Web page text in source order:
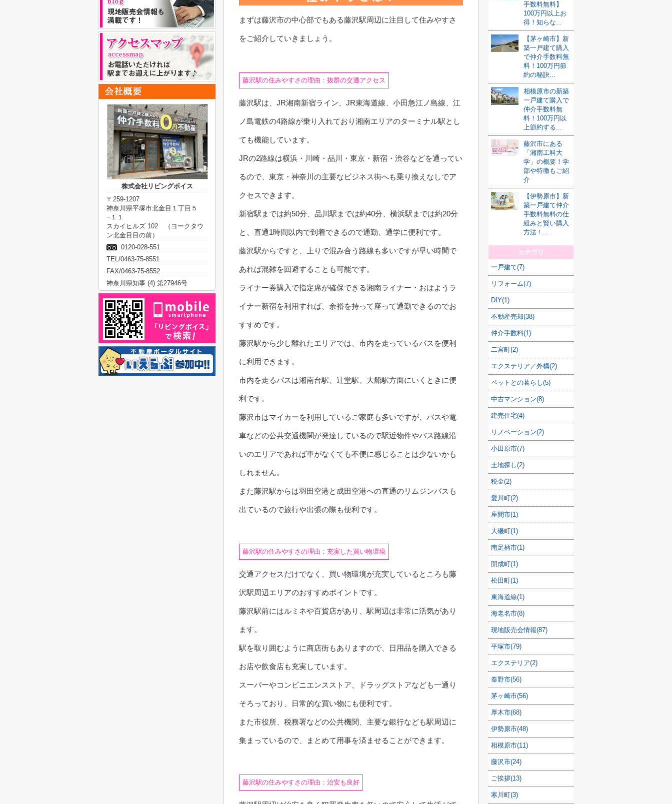
まずは藤沢市の中心部でもある藤沢駅周辺に注目して住みやすさ
をご紹介していきましょう。
藤沢駅の住みやすさの理由：抜群の交通アクセス
藤沢駅は、JR湘南新宿ライン、JR東海道線、小田急江ノ島線、江
ノ島電鉄の4路線が乗り入れており湘南エリアのターミナル駅とし
ても機能しています。
JRの2路線は横浜・川崎・品川・東京・新宿・渋谷などを通ってい
るので、東京・神奈川の主要なビジネス街へも乗り換えなしでア
クセスできます。
新宿駅までは約50分、品川駅までは約40分、横浜駅までは約20分
と、直通1時間以内で到着できるので通勤、通学に便利です。
藤沢駅からですと、上りで混み合う路線も多いですが早い時間で
あれば混雑を回避することも可能です。
ライナー券購入で指定席が確保できる湘南ライナー・おはようラ
イナー新宿を利用すれば、余裕を持って座って通勤できるのでお
すすめです。
藤沢駅から少し離れたエリアでは、市内を走っているバスを便利
に利用できます。
市内を走るバスは湘南台駅、辻堂駅、大船駅方面にいくときに便
利です。
藤沢市はマイカーを利用しているご家庭も多いですが、バスや電
車などの公共交通機関が発達しているので駅近物件やバス路線沿
いのエリアであれば車がなくても不便に感じることは少ないかも
しれません。
また藤沢駅からは羽田空港と成田空港への直通のリムジンバスも
出ているので旅行や出張の際も便利です。
藤沢駅の住みやすさの理由：充実した買い物環境
交通アクセスだけでなく、買い物環境が充実しているところも藤
沢駅周辺エリアのおすすめポイントです。
藤沢駅前にはルミネや百貨店があり、駅周辺は非常に活気があり
ます。
駅を取り囲むように商店街もありますので、日用品を購入できる
お店や飲食店も充実しています。
スーパーやコンビニエンスストア、ドラッグストアなども一通り
そろっており、日常的な買い物にも便利です。
また市役所、税務署などの公共機関、主要な銀行なども駅周辺に
集まっているので、まとめて用事を済ませることができます。
藤沢駅の住みやすさの理由：治安も良好
手数料無料】
100万円以上お
得！知らな...
【茅ヶ崎市】新
築一戸建て購入
で仲介手数料無
料！100万円節
約の秘訣...
相模原市の新築
一戸建て購入で
仲介手数料無
料！100万円以
上節約する...
藤沢市にある
「湘南工科大
学」の概要！学
部や特徴もご紹
介
【伊勢原市】新
築一戸建て仲介
手数料無料の仕
組みと賢い購入
方法！...
カテゴリ
一戸建て(7)
リフォーム(7)
DIY(1)
不動産売却(38)
仲介手数料(1)
二宮町(2)
エクステリア／外構(2)
ペットとの暮らし(5)
中古マンション(8)
建売住宅(4)
リノベーション(2)
小田原市(7)
土地探し(2)
税金(2)
愛川町(2)
座間市(1)
大磯町(1)
南足柄市(1)
開成町(1)
松田町(1)
東海道線(1)
海老名市(8)
現地販売会情報(87)
平塚市(79)
エクステリア(2)
秦野市(56)
茅ヶ崎市(56)
厚木市(68)
伊勢原市(48)
相模原市(11)
藤沢市(24)
ご挨拶(13)
寒川町(3)
株式会社リビングボイス
〒259-1207
神奈川県平塚市北金目１丁目５
−１１
スカイヒルズ 102 （ヨークタウ
ン北金目目の前）
0120-028-551
TEL/0463-75-8551
FAX/0463-75-8552
神奈川県知事 (4) 第27946号